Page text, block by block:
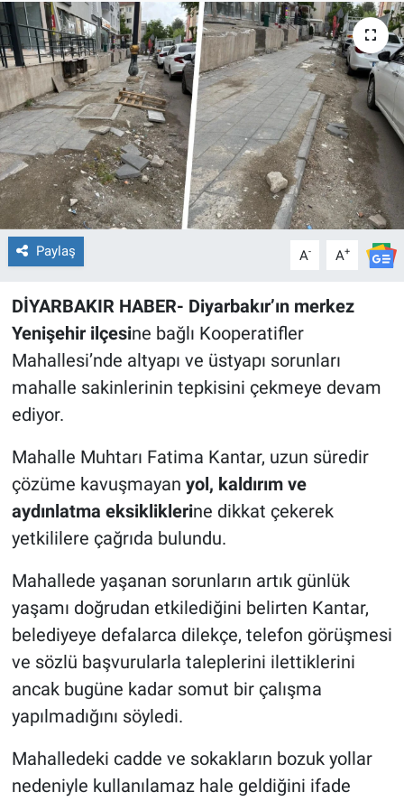
Paylaş A- A+
DİYARBAKIR HABER- Diyarbakır’ın merkez
Yenişehir ilçesine bağlı Kooperatifler
Mahallesi’nde altyapı ve üstyapı sorunları
mahalle sakinlerinin tepkisini çekmeye devam
ediyor.
Mahalle Muhtarı Fatima Kantar, uzun süredir
çözüme kavuşmayan yol, kaldırım ve
aydınlatma eksikliklerine dikkat çekerek
yetkililere çağrıda bulundu.
Mahallede yaşanan sorunların artık günlük
yaşamı doğrudan etkilediğini belirten Kantar,
belediyeye defalarca dilekçe, telefon görüşmesi
ve sözlü başvurularla taleplerini ilettiklerini
ancak bugüne kadar somut bir çalışma
yapılmadığını söyledi.
Mahalledeki cadde ve sokakların bozuk yollar
nedeniyle kullanılamaz hale geldiğini ifade
SPOR
TEKNOLOJİ